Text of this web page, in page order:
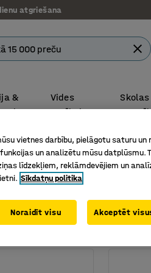
atgriešana
&
telpa
Vides
aprīkojums
&
jebkad – pieprasot
pamatnes
Materiāls Svars
vietnes darbību, pielāgotu saturu un
un analizētu mūsu datplūsmu.
līdzekļiem, reklāmdevējiem un
Sīkdatņu politika
Noraidīt visu Akceptēt